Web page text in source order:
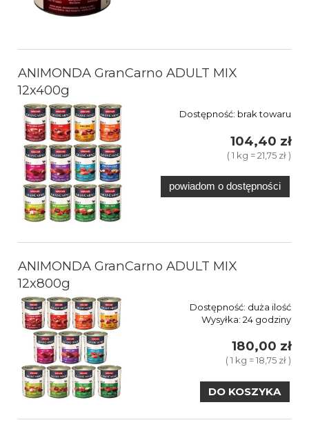
ANIMONDA GranCarno ADULT MIX
12x400g
Dostępność: brak towaru
104,40 zł
( 1 kg = 21,75 zł )
powiadom o dostępności
ANIMONDA GranCarno ADULT MIX
12x800g
Dostępność: duża ilość
Wysyłka: 24 godziny
180,00 zł
( 1 kg = 18,75 zł )
DO KOSZYKA